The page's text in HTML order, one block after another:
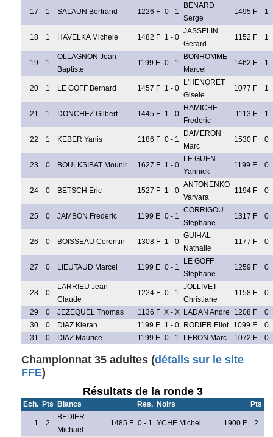
17 1 SALAUN Bertrand 1226 F 0 - 1
BENARD
Serge
1495 F 1
18 1 HAVELKA Michele 1482 F 1 - 0
JASSELIN
Gerard
1152 F 1
19 1
OLLAGNON Jean-
Baptiste
1199 E 0 - 1
BONHOMME
Marcel
1462 F 1
20 1 LE GOFF Bernard 1457 F 1 - 0
L'HENORET
Gisele
1077 F 1
21 1 DONCHEZ Gilbert 1445 F 1 - 0
HAMICHE
Frederic
1113 F 1
22 1 KEBER Yanis 1186 F 0 - 1
DAMERON
Marc
1530 F 0
23 0 BOULKSIBAT Mounir 1627 F 1 - 0
LE GUEN
Yannick
1199 E 0
24 0 BETSCH Eric 1527 F 1 - 0
ANTONENKO
Varvara
1194 F 0
25 0 JAMBON Frederic 1199 E 0 - 1
CORRIGOU
Stephane
1317 F 0
26 0 BOISSEAU Corentin 1308 F 1 - 0
GUIHAL
Nathalie
1177 F 0
27 0 LIEUTAUD Marcel 1199 E 0 - 1
LE GOFF
Stephane
1259 F 0
28 0
LARRIEU Jean-
Claude
1224 F 0 - 1
JOLLIVET
Christiane
1158 F 0
29 0 JEZEQUEL Thomas 1136 F X - X LADAN Andre 1208 F
0
30
0 DIAZ Kieran 1199 E 1 - 0 RODIER Eliot 1099 E
0
31
0 DIAZ Maurice 1199 E 0 - 1 LEBON Marc 1072 F 0
Championnat 35 adultes (détails sur le site
FFE)
Résultats de la ronde 3
Ech. Pts Blancs Res. Noirs Pts
1 2
BEDIER
Michael
1485 F 0 - 1 YCHE Michel 1900 F 2